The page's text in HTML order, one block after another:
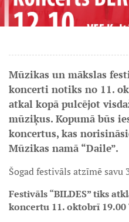
Mūzikas un mākslas
koncerti notiks no 11.
atkal kopā pulcējot
mūziķus. Kopumā būs
koncertus, kas
Mūzikas namā “Daile”.
Šogad festivāls atzīmē savu
Festivāls “BILDES” tiks
koncertu 11. oktobrī